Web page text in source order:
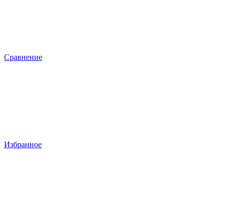
Сравнение
Избранное